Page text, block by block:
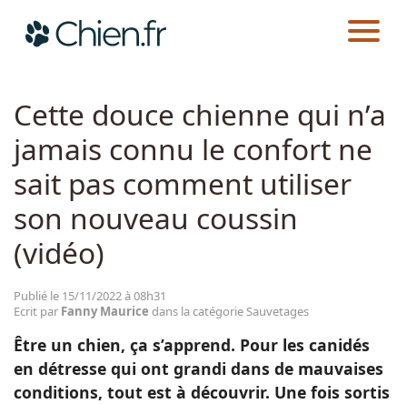
Races
CHIEN.FR ACTUALITÉS
Cette douce chienne qui n’a
jamais connu le confort ne
sait pas comment utiliser
son nouveau coussin
(vidéo)
Publié le 15/11/2022 à 08h31
Ecrit par Fanny Maurice dans la catégorie Sauvetages
Être un chien, ça s’apprend. Pour les canidés
en détresse qui ont grandi dans de mauvaises
conditions, tout est à découvrir. Une fois sortis